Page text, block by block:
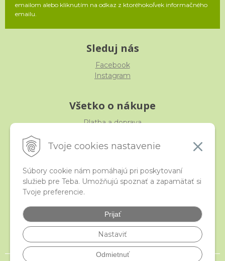
Tvoje cookies nastavenie
Súbory cookie nám pomáhajú pri poskytovaní
služieb pre Teba. Umožňujú spoznať a zapamätať si
Tvoje preferencie.
Prijať
Nastaviť
Odmietnuť
emailom alebo kliknutím na odkaz z ktoréhokoľvek informačného
emailu.
Sleduj nás
Facebook
Instagram
Všetko o nákupe
Platba a doprava
Obchodné podmienky
iStraka
Veľkoobchod
Najčastejšie otázky
Certifikáty